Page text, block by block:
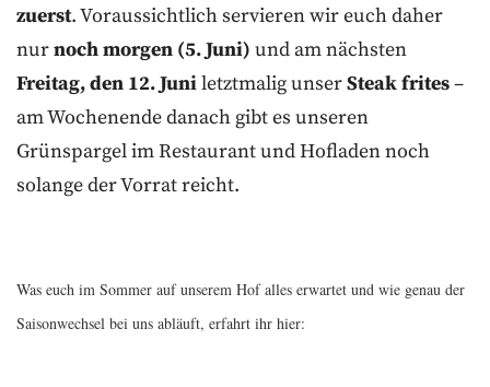
zuerst. Voraussichtlich servieren wir euch daher
nurnoch morgen (5. Juni) und am nächsten
Freitag, den 12. Juniletztmalig unserSteak frites–
am Wochenende danach gibt es unseren
Grünspargel im Restaurant und Hofladen noch
solange der Vorrat reicht.
Was euch im Sommer auf unserem Hof alles erwartet und wie genau der
Saisonwechsel bei uns abläuft, erfahrt ihr hier: